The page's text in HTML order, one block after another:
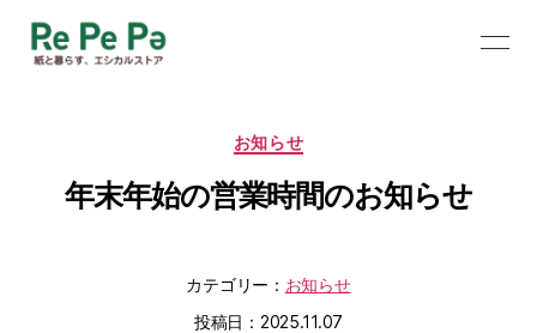
カ
ゴ
リ
お知らせ
年末年始の営業時間のお知らせ
カテゴリー： お知らせ
投稿日：2025.11.07